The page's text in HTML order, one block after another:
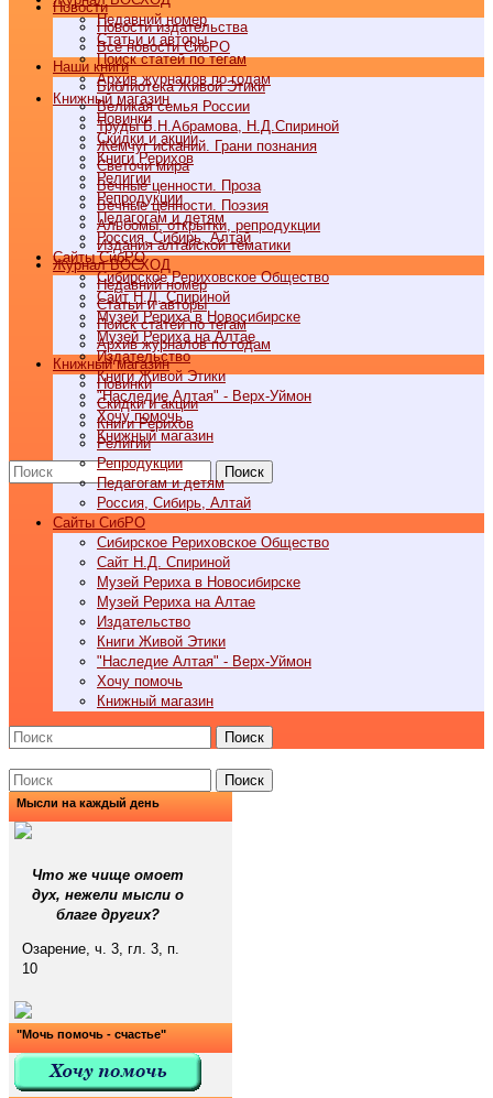
Недавний номер
Статьи и авторы
Поиск статей по тегам
Архив журналов по годам
Книжный магазин
Новинки
Скидки и акции
Книги Рерихов
Религии
Репродукции
Педагогам и детям
Россия, Сибирь, Алтай
Cайты СибРО
Сибирское Рериховское Общество
Сайт Н.Д. Спириной
Музей Рериха в Новосибирске
Музей Рериха на Алтае
Издательство
Книги Живой Этики
"Наследие Алтая" - Верх-Уймон
Хочу помочь
Книжный магазин
Поиск
Новости
Новости издательства
Все новости СибРО
Наши книги
Библиотека Живой Этики
Великая семья России
Труды Б.Н.Абрамова, Н.Д.Спириной
Жемчуг исканий. Грани познания
Светочи мира
Вечные ценности. Проза
Вечные ценности. Поэзия
Альбомы, открытки, репродукции
Издания алтайской тематики
Журнал ВОСХОД
Недавний номер
Статьи и авторы
Поиск статей по тегам
Архив журналов по годам
Книжный магазин
Новинки
Скидки и акции
Книги Рерихов
Религии
Репродукции
Педагогам и детям
Россия, Сибирь, Алтай
Cайты СибРО
Сибирское Рериховское Общество
Сайт Н.Д. Спириной
Музей Рериха в Новосибирске
Музей Рериха на Алтае
Издательство
Книги Живой Этики
"Наследие Алтая" - Верх-Уймон
Хочу помочь
Книжный магазин
Поиск
Поиск
Мысли на каждый день
Что же чище омоет
дух, нежели мысли о
благе других?
Озарение, ч. 3, гл. 3, п.
10
"Мочь помочь - счастье"